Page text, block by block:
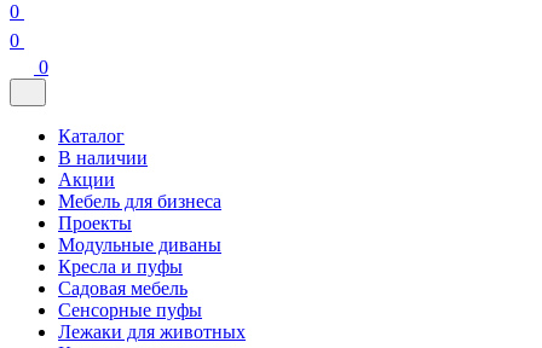
0
0
0
Каталог
В наличии
Акции
Мебель для бизнеса
Проекты
Модульные диваны
Кресла и пуфы
Садовая мебель
Сенсорные пуфы
Лежаки для животных